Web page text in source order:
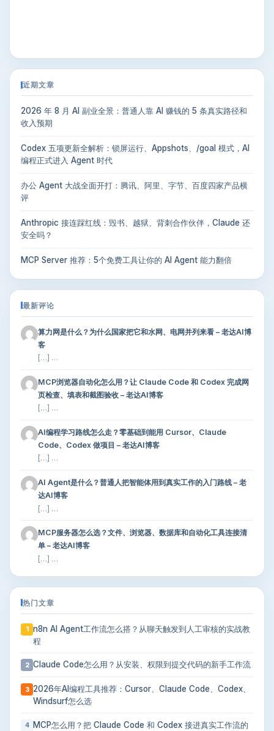
近期文章
2026 年 8 月 AI 副业全景：普通人靠 AI 赚钱的 5 条真实路径和
收入预期
Codex 五项更新全解析：锁屏运行、Appshots、/goal 模式，AI
编程正式进入 Agent 时代
办公 Agent 大战全面开打：腾讯、阿里、字节、百度四家产品横
评
Anthropic 接连踩红线：毁书、越狱、背刺合作伙伴，Claude 还
安全吗？
MCP Server 推荐：5个免费工具让你的 AI Agent 能力翻倍
最新评论
算力网是什么？为什么国家把它和水网、电网并列来看 – 老达AI博
客
[…] …
MCP浏览器自动化怎么用？让 Claude Code 和 Codex 完成网
页检查、填表和截图验收 – 老达AI博客
[…] …
AI编程学习路线怎么走？零基础到能用 Cursor、Claude
Code、Codex 做项目 – 老达AI博客
[…] …
AI Agent是什么？普通人把智能体用到真实工作的入门路线 – 老
达AI博客
[…] …
MCP服务器怎么选？文件、浏览器、数据库和自动化工具连接清
单 – 老达AI博客
[…] …
热门文章
1
n8n AI Agent工作流怎么搭？从聊天触发到人工审核的实战教
程
2 Claude Code怎么用？从安装、权限到提交代码的新手工作流
3 2026年AI编程工具推荐：Cursor、Claude Code、Codex、
Windsurf怎么选
4
MCP怎么用？把 Claude Code 和 Codex 接进真实工作流的